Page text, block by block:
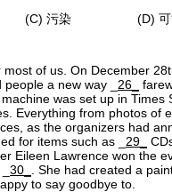
(C) 污染 (D)
of us. On December
a new way _ 26_
was set up in Times
Everything from photos of
as the organizers had
for items such as _ 29_
Eileen Lawrence won the
30_
. She had created a
to say goodbye to.